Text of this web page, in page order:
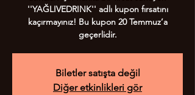
''YAĞLIVEDRINK'' adlı kupon fırsatını
kaçırmayınız! Bu kupon 20 Temmuz’a
geçerlidir.
Biletler satışta değil
Diğer etkinlikleri gör